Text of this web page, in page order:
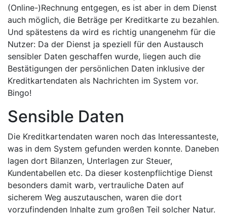
(Online-)Rechnung entgegen, es ist aber in dem Dienst
auch möglich, die Beträge per Kreditkarte zu bezahlen.
Und spätestens da wird es richtig unangenehm für die
Nutzer: Da der Dienst ja speziell für den Austausch
sensibler Daten geschaffen wurde, liegen auch die
Bestätigungen der persönlichen Daten inklusive der
Kreditkartendaten als Nachrichten im System vor.
Bingo!
Sensible Daten
Die Kreditkartendaten waren noch das Interessanteste,
was in dem System gefunden werden konnte. Daneben
lagen dort Bilanzen, Unterlagen zur Steuer,
Kundentabellen etc. Da dieser kostenpflichtige Dienst
besonders damit warb, vertrauliche Daten auf
sicherem Weg auszutauschen, waren die dort
vorzufindenden Inhalte zum großen Teil solcher Natur.